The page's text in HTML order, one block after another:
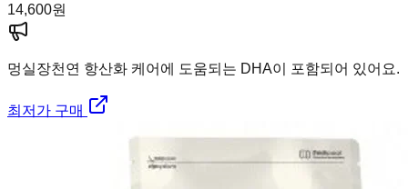
14,600원
멍실장천연 항산화 케어에 도움되는 DHA이 포함되어 있어요.
최저가 구매